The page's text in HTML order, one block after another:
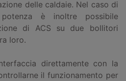
delle caldaie. Nel caso di
è inoltre possibile
di ACS su due bollitori
loro.
direttamente con la
il funzionamento per